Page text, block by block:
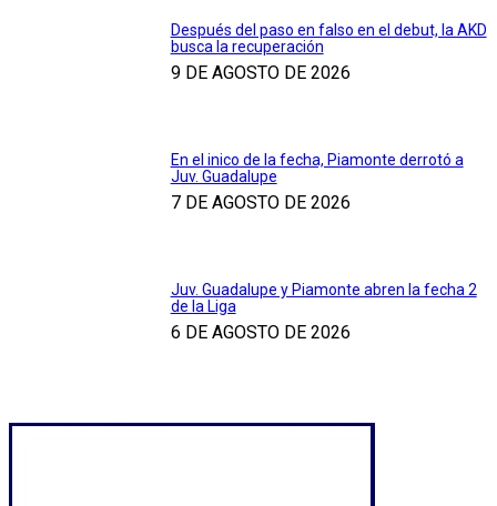
Después del paso en falso en el debut, la AKD
busca la recuperación
9 DE AGOSTO DE 2026
En el inico de la fecha, Piamonte derrotó a
Juv. Guadalupe
7 DE AGOSTO DE 2026
Juv. Guadalupe y Piamonte abren la fecha 2
de la Liga
6 DE AGOSTO DE 2026